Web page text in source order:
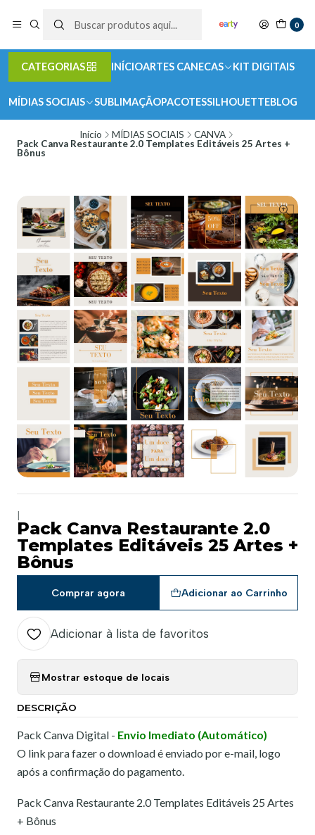
0
CATEGORIAS INÍCIOARTES CANECAS KIT DIGITAIS
MÍDIAS SOCIAIS SUBLIMAÇÃOPACOTESSILHOUETTEBLOG
Início MÍDIAS SOCIAIS
CANVA
Pack Canva Restaurante 2.0 Templates Editáveis 25 Artes +
Bônus
Pack Canva Restaurante 2.0
Templates Editáveis 25 Artes +
Bônus
Adicionar ao Carrinho
Comprar agora
Adicionar à lista de favoritos
Mostrar estoque de locais
DESCRIÇÃO
Pack Canva Digital - Envio Imediato (Automático)
O link para fazer o download é enviado por e-mail, logo
após a confirmação do pagamento.
Pack Canva Restaurante 2.0 Templates Editáveis 25 Artes
+ Bônus